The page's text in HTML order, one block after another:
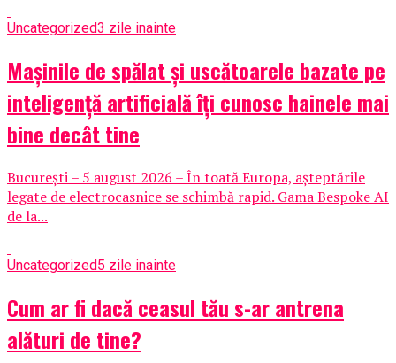
Uncategorized3 zile inainte
Mașinile de spălat și uscătoarele bazate pe
inteligență artificială îți cunosc hainele mai
bine decât tine
București – 5 august 2026 – În toată Europa, așteptările
legate de electrocasnice se schimbă rapid. Gama Bespoke AI
de la...
Uncategorized5 zile inainte
Cum ar fi dacă ceasul tău s-ar antrena
alături de tine?